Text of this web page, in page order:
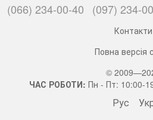
(066) 234-00-40 (097) 234-
Контакти
Повна версія
©
ЧАС РОБОТИ: Пн - Пт: 10:00-
Рус